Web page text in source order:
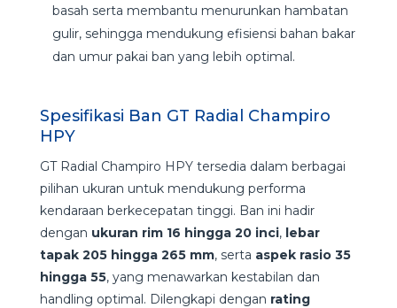
basah serta membantu menurunkan hambatan
gulir, sehingga mendukung efisiensi bahan bakar
dan umur pakai ban yang lebih optimal.
Spesifikasi Ban GT Radial Champiro
HPY
GT Radial Champiro HPY tersedia dalam berbagai
pilihan ukuran untuk mendukung performa
kendaraan berkecepatan tinggi. Ban ini hadir
dengan ukuran rim 16 hingga 20 inci, lebar
tapak 205 hingga 265 mm, serta aspek rasio 35
hingga 55, yang menawarkan kestabilan dan
handling optimal. Dilengkapi dengan rating